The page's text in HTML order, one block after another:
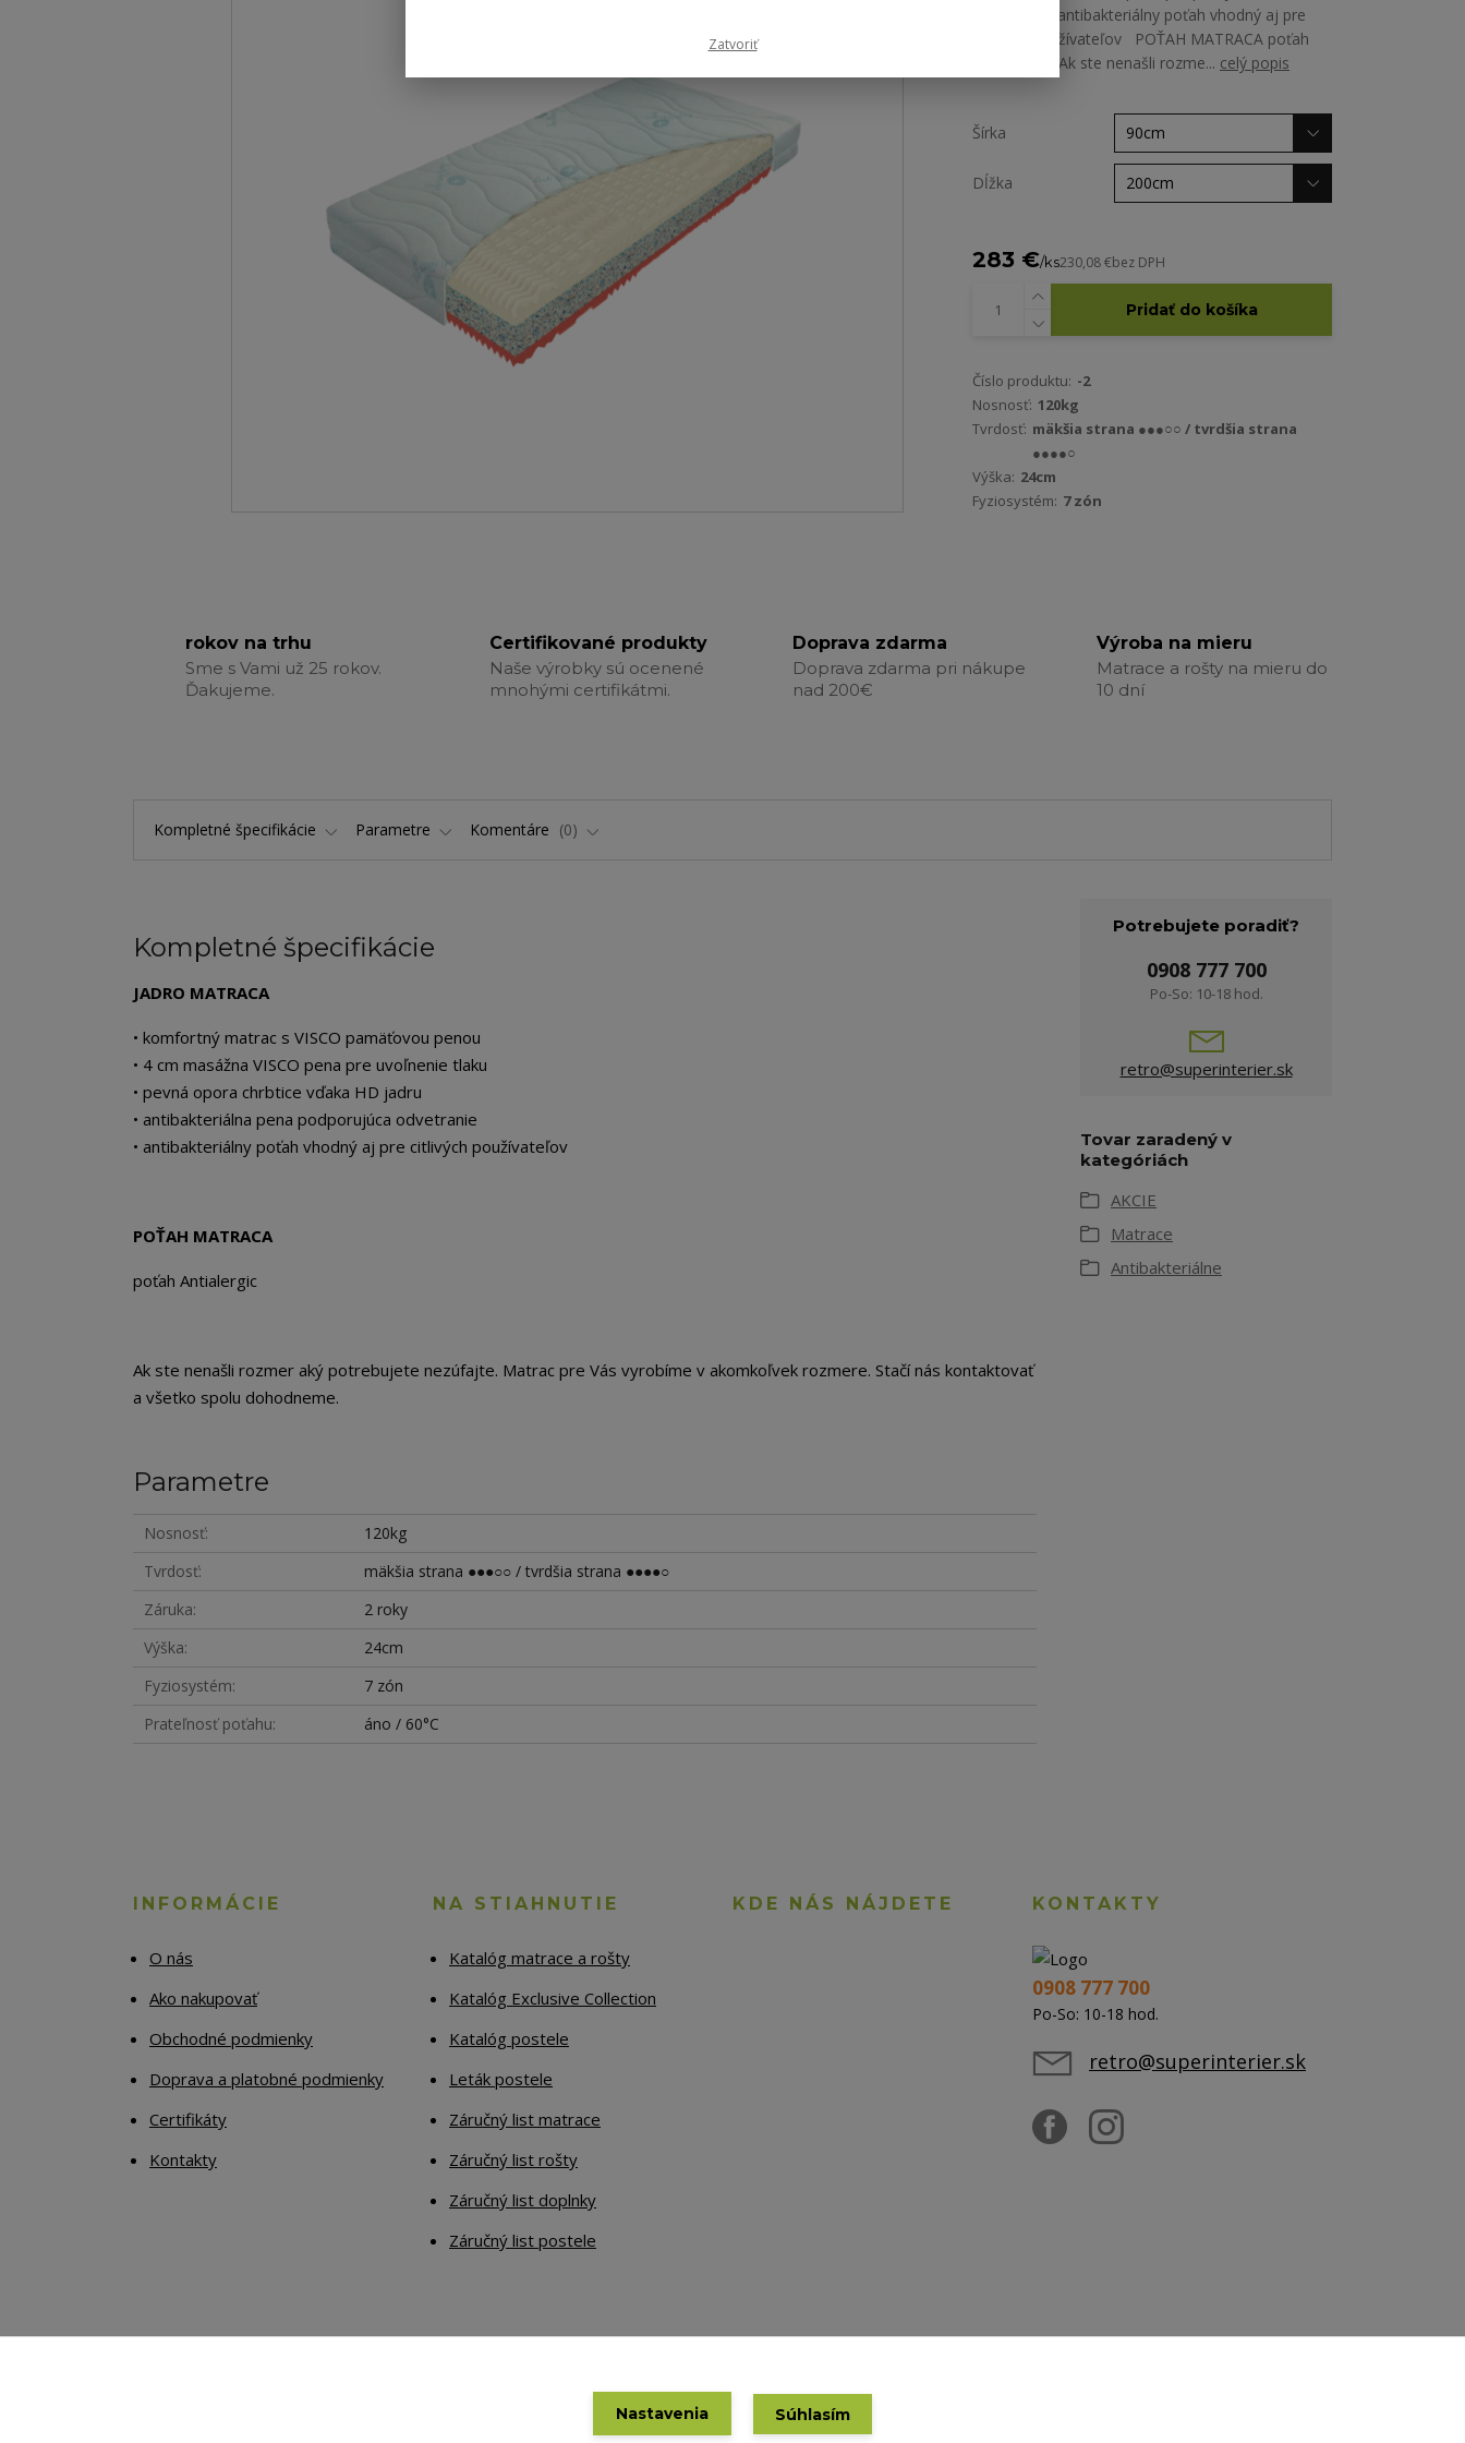
odvetranie• antibakteriálny poťah vhodný aj pre
citlivých používateľov POŤAH MATRACA poťah
Antialergic Ak ste nenašli rozme... celý popis
Šírka
Dĺžka
283 €/ks230,08 €bez DPH
Pridať do košíka
Číslo produktu: -2
Nosnosť: 120kg
Tvrdosť: mäkšia strana ●●●○○ / tvrdšia strana
●●●●○
Výška: 24cm
Fyziosystém: 7 zón
rokov na trhu
Sme s Vami už 25 rokov.
Ďakujeme.
Certifikované produkty
Naše výrobky sú ocenené
mnohými certifikátmi.
Doprava zdarma
Doprava zdarma pri nákupe
nad 200€
Výroba na mieru
Matrace a rošty na mieru do
10 dní
Kompletné špecifikácie Parametre Komentáre 0
Kompletné špecifikácie
JADRO MATRACA
• komfortný matrac s VISCO pamäťovou penou
• 4 cm masážna VISCO pena pre uvoľnenie tlaku
• pevná opora chrbtice vďaka HD jadru
• antibakteriálna pena podporujúca odvetranie
• antibakteriálny poťah vhodný aj pre citlivých používateľov
POŤAH MATRACA
poťah Antialergic
Ak ste nenašli rozmer aký potrebujete nezúfajte. Matrac pre Vás vyrobíme v akomkoľvek rozmere. Stačí nás kontaktovať
a všetko spolu dohodneme.
Parametre
Nosnosť
120kg
Tvrdosť
mäkšia strana ●●●○○ / tvrdšia strana ●●●●○
Záruka
2 roky
Výška
24cm
Fyziosystém
7 zón
Prateľnosť poťahu
áno / 60°C
Potrebujete poradiť?
0908 777 700
Po-So: 10-18 hod.
retro@superinterier.sk
Tovar zaradený v
kategóriách
AKCIE
Matrace
Antibakteriálne
INFORMÁCIE
O nás
Ako nakupovať
Obchodné podmienky
Doprava a platobné podmienky
Certifikáty
Kontakty
NA STIAHNUTIE
Katalóg matrace a rošty
Katalóg Exclusive Collection
Katalóg postele
Leták postele
Záručný list matrace
Záručný list rošty
Záručný list doplnky
Záručný list postele
KDE NÁS NÁJDETE KONTAKTY
0908 777 700
Po-So: 10-18 hod.
retro@superinterier.sk
Zatvoriť
Nastavenia Súhlasím